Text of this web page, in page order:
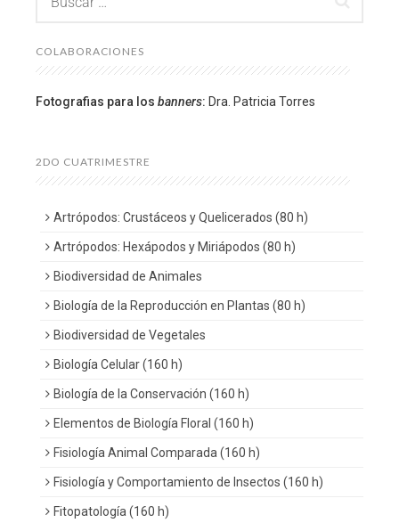
COLABORACIONES
Fotografias para los banners: Dra. Patricia Torres
2DO CUATRIMESTRE
Artrópodos: Crustáceos y Quelicerados (80 h)
Artrópodos: Hexápodos y Miriápodos (80 h)
Biodiversidad de Animales
Biología de la Reproducción en Plantas (80 h)
Biodiversidad de Vegetales
Biología Celular (160 h)
Biología de la Conservación (160 h)
Elementos de Biología Floral (160 h)
Fisiología Animal Comparada (160 h)
Fisiología y Comportamiento de Insectos (160 h)
Fitopatología (160 h)